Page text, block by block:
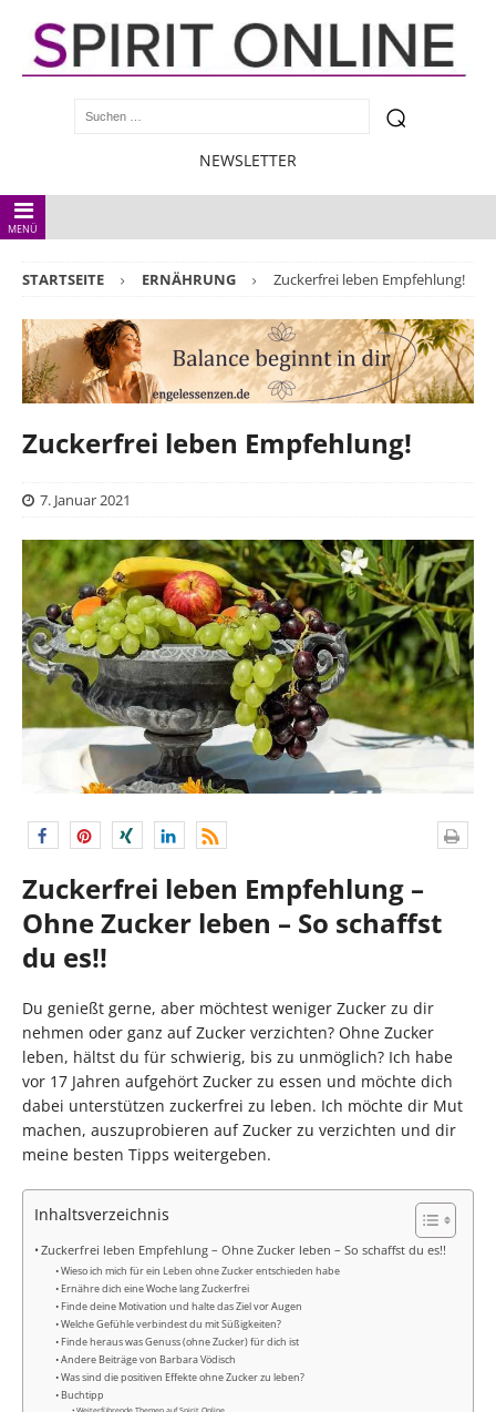
NEWSLETTER
MENÜ
STARTSEITE ERNÄHRUNG Zuckerfrei leben Empfehlung!
Zuckerfrei leben Empfehlung!
7. Januar 2021
Zuckerfrei leben Empfehlung –
Ohne Zucker leben – So schaffst
du es!!
Du genießt gerne, aber möchtest weniger Zucker zu dir
nehmen oder ganz auf Zucker verzichten? Ohne Zucker
leben, hältst du für schwierig, bis zu unmöglich? Ich habe
vor 17 Jahren aufgehört Zucker zu essen und möchte dich
dabei unterstützen zuckerfrei zu leben. Ich möchte dir Mut
machen, auszuprobieren auf Zucker zu verzichten und dir
meine besten Tipps weitergeben.
Inhaltsverzeichnis
Zuckerfrei leben Empfehlung – Ohne Zucker leben – So schaffst du es!!
Wieso ich mich für ein Leben ohne Zucker entschieden habe
Ernähre dich eine Woche lang Zuckerfrei
Finde deine Motivation und halte das Ziel vor Augen
Welche Gefühle verbindest du mit Süßigkeiten?
Finde heraus was Genuss (ohne Zucker) für dich ist
Andere Beiträge von Barbara Vödisch
Was sind die positiven Effekte ohne Zucker zu leben?
Buchtipp